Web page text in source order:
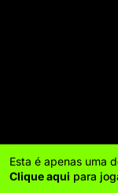
Esta é apenas uma
Clique aqui para